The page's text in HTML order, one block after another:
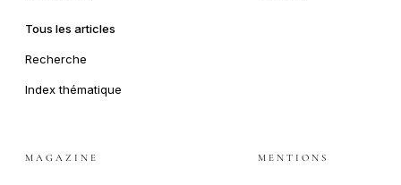
Tous les articles
Recherche
Index thématique
MAGAZINE MENTIONS